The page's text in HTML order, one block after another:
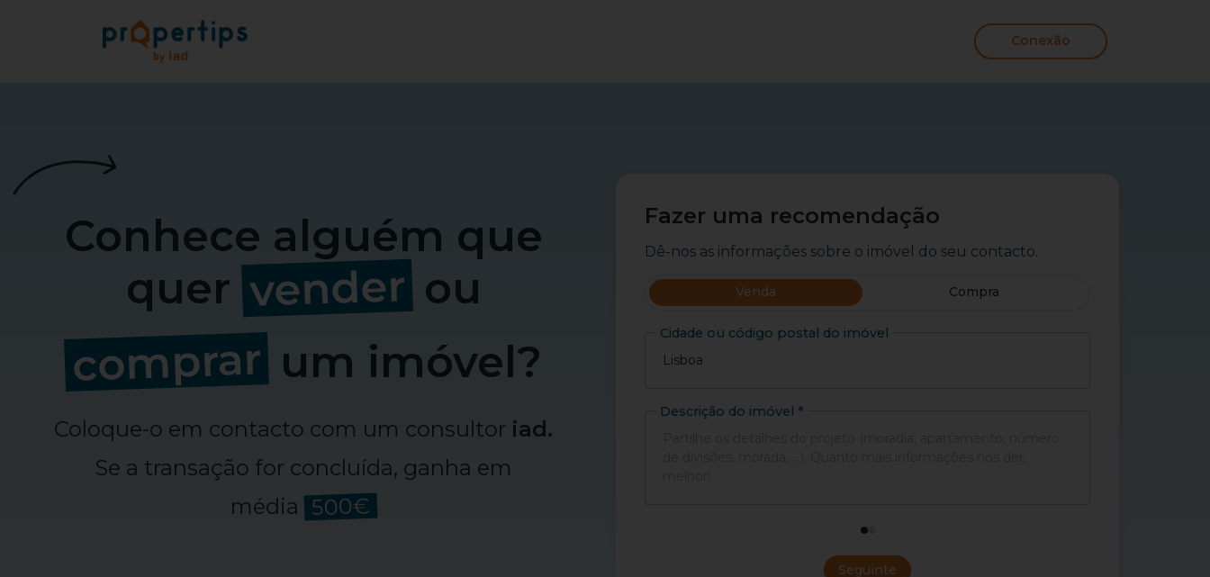
Conexão
Conhece alguém que
quer venderou
comprarum imóvel?
Coloque-o em contacto com um consultor iad.
Se a transação for concluída, ganha em
média 500€
Fazer uma recomendação
Dê-nos as informações sobre o imóvel do seu contacto.
Venda Compra
Cidade ou código postal do imóvel
Descrição do imóvel *
Seguinte